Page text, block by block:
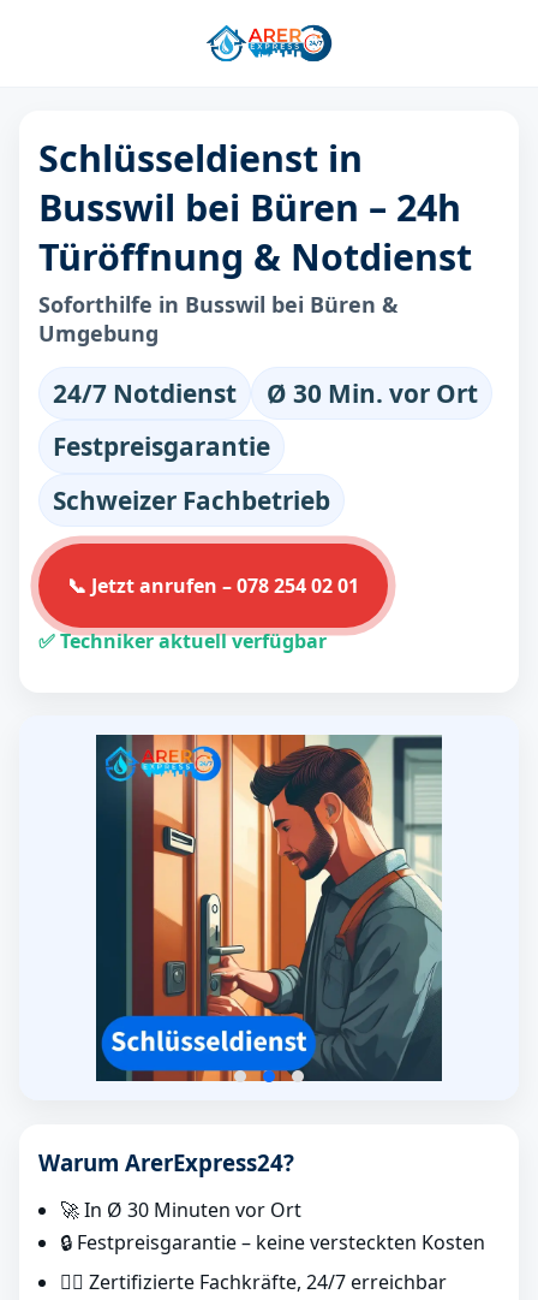
Schlüsseldienst in
Busswil bei Büren – 24h
Türöffnung & Notdienst
Soforthilfe in Busswil bei Büren &
Umgebung
24/7 Notdienst
Ø 30 Min. vor Ort
Festpreisgarantie
Schweizer Fachbetrieb
📞 Jetzt anrufen – 078 254 02 01
✅ Techniker aktuell verfügbar
Warum ArerExpress24?
🚀 In Ø 30 Minuten vor Ort
🔒 Festpreisgarantie – keine versteckten Kosten
👷‍♂️ Zertifizierte Fachkräfte, 24/7 erreichbar